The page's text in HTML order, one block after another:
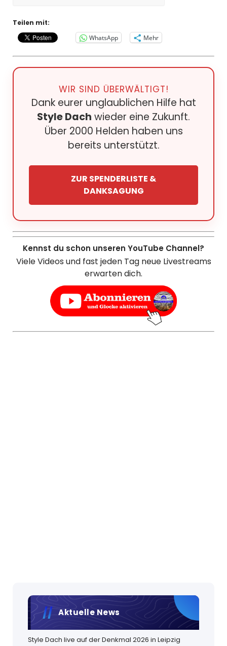
Teilen mit:
WhatsApp
Mehr
WIR SIND ÜBERWÄLTIGT!
Dank eurer unglaublichen Hilfe hat
Style Dach wieder eine Zukunft.
Über 2000 Helden haben uns
bereits unterstützt.
ZUR SPENDERLISTE &
DANKSAGUNG
Kennst du schon unseren YouTube Channel?
Viele Videos und fast jeden Tag neue Livestreams
erwarten dich.
Aktuelle News
Style Dach live auf der Denkmal 2026 in Leipzig